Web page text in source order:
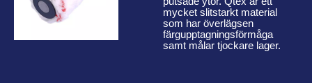
mycket slitstarkt material
som har överlägsen
färgupptagningsförmåga
samt målar tjockare lager.